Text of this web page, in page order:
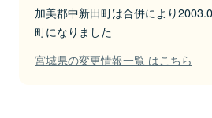
加美郡中新田町は合併により
町になりました
宮城県の変更情報一覧 はこちら